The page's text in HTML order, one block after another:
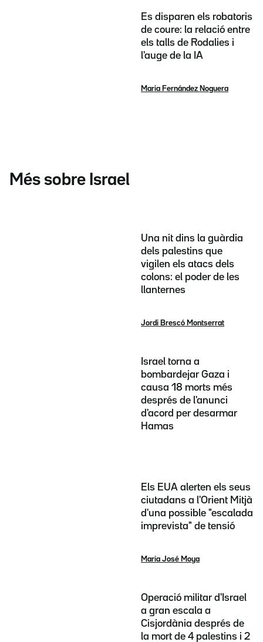
Es disparen els robatoris
de coure: la relació entre
els talls de Rodalies i
l'auge de la IA
Maria Fernández Noguera
Més sobre Israel
Una nit dins la guàrdia
dels palestins que
vigilen els atacs dels
colons: el poder de les
llanternes
Jordi Brescó Montserrat
Israel torna a
bombardejar Gaza i
causa 18 morts més
després de l'anunci
d'acord per desarmar
Hamas
Els EUA alerten els seus
ciutadans a l'Orient Mitjà
d'una possible "escalada
imprevista" de tensió
María José Moya
Operació militar d'Israel
a gran escala a
Cisjordània després de
la mort de 4 palestins i 2